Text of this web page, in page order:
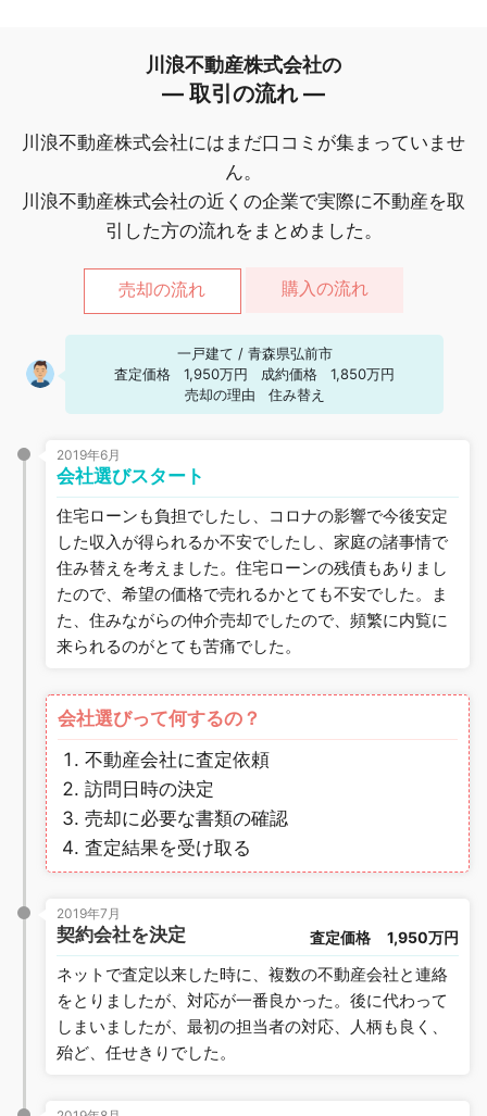
川浪不動産株式会社の
― 取引の流れ ―
川浪不動産株式会社にはまだ口コミが集まっていませ
ん。
川浪不動産株式会社の近くの企業で実際に不動産を取
引した方の流れをまとめました。
売却の流れ 購入の流れ
一戸建て / 青森県弘前市
査定価格
1,950万円 成約価格
1,850万円
売却の理由
住み替え
2019年6月
会社選びスタート
住宅ローンも負担でしたし、コロナの影響で今後安定
した収入が得られるか不安でしたし、家庭の諸事情で
住み替えを考えました。住宅ローンの残債もありまし
たので、希望の価格で売れるかとても不安でした。ま
た、住みながらの仲介売却でしたので、頻繁に内覧に
来られるのがとても苦痛でした。
会社選びって何するの？
不動産会社に査定依頼
訪問日時の決定
売却に必要な書類の確認
査定結果を受け取る
2019年7月
契約会社を決定 査定価格 1,950万円
ネットで査定以来した時に、複数の不動産会社と連絡
をとりましたが、対応が一番良かった。後に代わって
しまいましたが、最初の担当者の対応、人柄も良く、
殆ど、任せきりでした。